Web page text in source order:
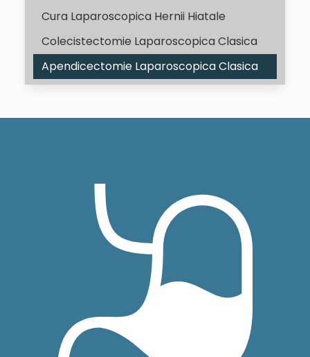
Cura Laparoscopica Hernii Hiatale
Colecistectomie Laparoscopica Clasica
Apendicectomie Laparoscopica Clasica